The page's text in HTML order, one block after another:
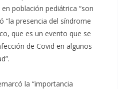
población pediátrica “son
“la presencia del síndrome
que es un evento que se
de Covid en algunos
la “importancia